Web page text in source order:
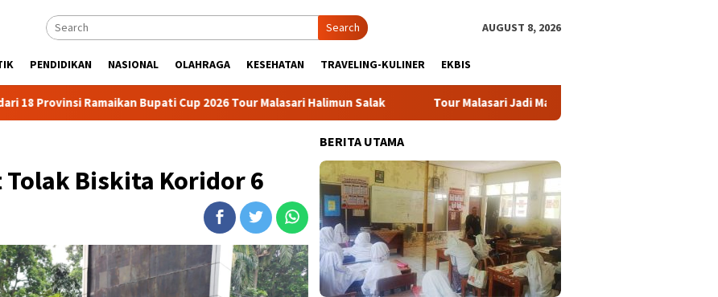
Search AUGUST 8, 2026
PENDIDIKAN NASIONAL OLAHRAGA KESEHATAN TRAVELING-KULINER EKBIS
Bupati Cup 2026 Tour Malasari Halimun Salak Tour Malasari Jadi Magnet Sport Tourism, Dongkrak Pariwisata dan
Tolak Biskita Koridor 6
BERITA UTAMA